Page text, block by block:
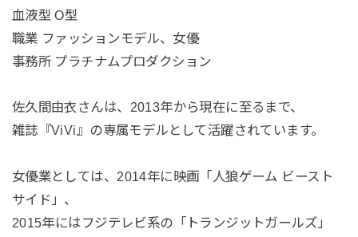
血液型 O型
職業 ファッションモデル、女優
事務所 プラチナムプロダクション
佐久間由衣さんは、2013年から現在に至るまで、
雑誌『ViVi』の専属モデルとして活躍されています。
女優業としては、2014年に映画「人狼ゲーム ビースト
サイド」、
2015年にはフジテレビ系の「トランジットガールズ」